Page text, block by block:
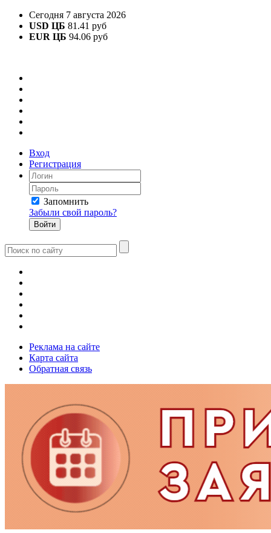
Сегодня 7 августа 2026
USD ЦБ 81.41 руб
EUR ЦБ 94.06 руб
Вход
Регистрация
Запомнить
Забыли свой пароль?
Реклама на сайте
Карта сайта
Обратная связь